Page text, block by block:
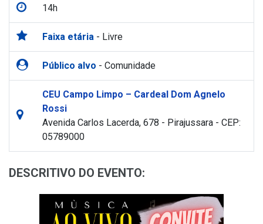
14h
Faixa etária - Livre
Público alvo - Comunidade
CEU Campo Limpo – Cardeal Dom Agnelo
Rossi
Avenida Carlos Lacerda, 678 - Pirajussara - CEP:
05789000
DESCRITIVO DO EVENTO: